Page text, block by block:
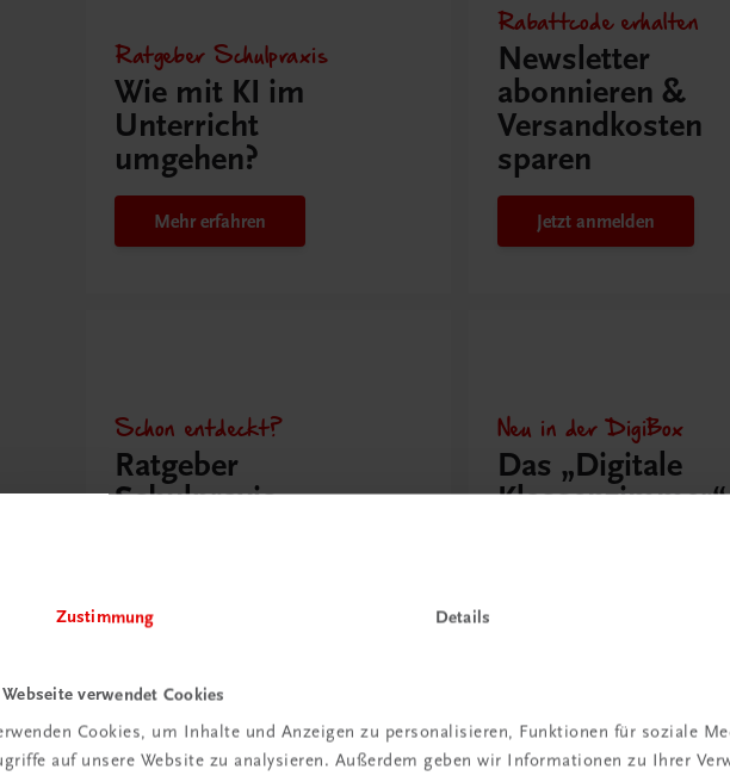
Zustimmung Details
verwendet Cookies
Cookies, um Inhalte und Anzeigen zu personalisieren, Funktionen für soziale
auf unsere Website zu analysieren. Außerdem geben wir Informationen zu Ihrer
Ratgeber Schulpraxis
Wie mit KI im
Unterricht
umgehen?
Mehr erfahren
Rabattcode erhalten
Newsletter
abonnieren &
Versandkosten
sparen
Jetzt anmelden
Schon entdeckt?
Ratgeber
Schulpraxis
Neu in der DigiBox
Das „Digitale
Klassenzimmer“